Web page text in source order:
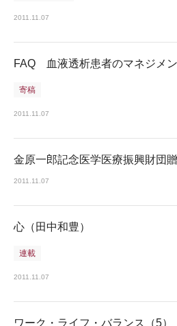
2011.11.07
FAQ 血液透析患者のマネジメン
寄稿
2011.11.07
金原一郎記念医学医療振興財団
2011.11.07
心（田中和豊）
連載
2011.11.07
ワーク・ライフ・バランス（5）